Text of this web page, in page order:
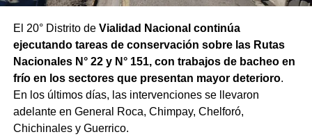
El 20° Distrito de Vialidad Nacional continúa
ejecutando tareas de conservación sobre las Rutas
Nacionales N° 22 y N° 151, con trabajos de bacheo en
frío en los sectores que presentan mayor deterioro.
En los últimos días, las intervenciones se llevaron
adelante en General Roca, Chimpay, Chelforó,
Chichinales y Guerrico.